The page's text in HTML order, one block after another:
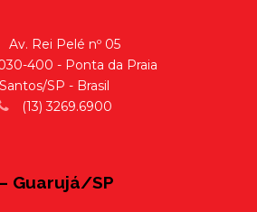
Av. Rei Pelé nº 05
400 - Ponta da Praia
Santos/SP - Brasil
(13) 3269.6900
Guarujá/SP